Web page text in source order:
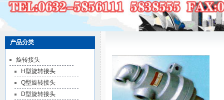
产品分类
旋转接头
H型旋转接头
Q型旋转接头
D型旋转接头